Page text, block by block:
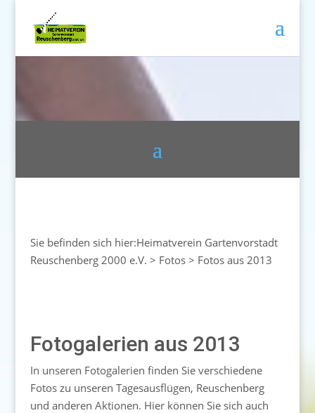
Sie befinden sich hier:Heimatverein Gartenvorstadt
Reuschenberg 2000 e.V. > Fotos> Fotos aus 2013
Fotogalerien aus 2013
In unseren Fotogalerien finden Sie verschiedene
Fotos zu unseren Tagesausflügen, Reuschenberg
und anderen Aktionen. Hier können Sie sich auch